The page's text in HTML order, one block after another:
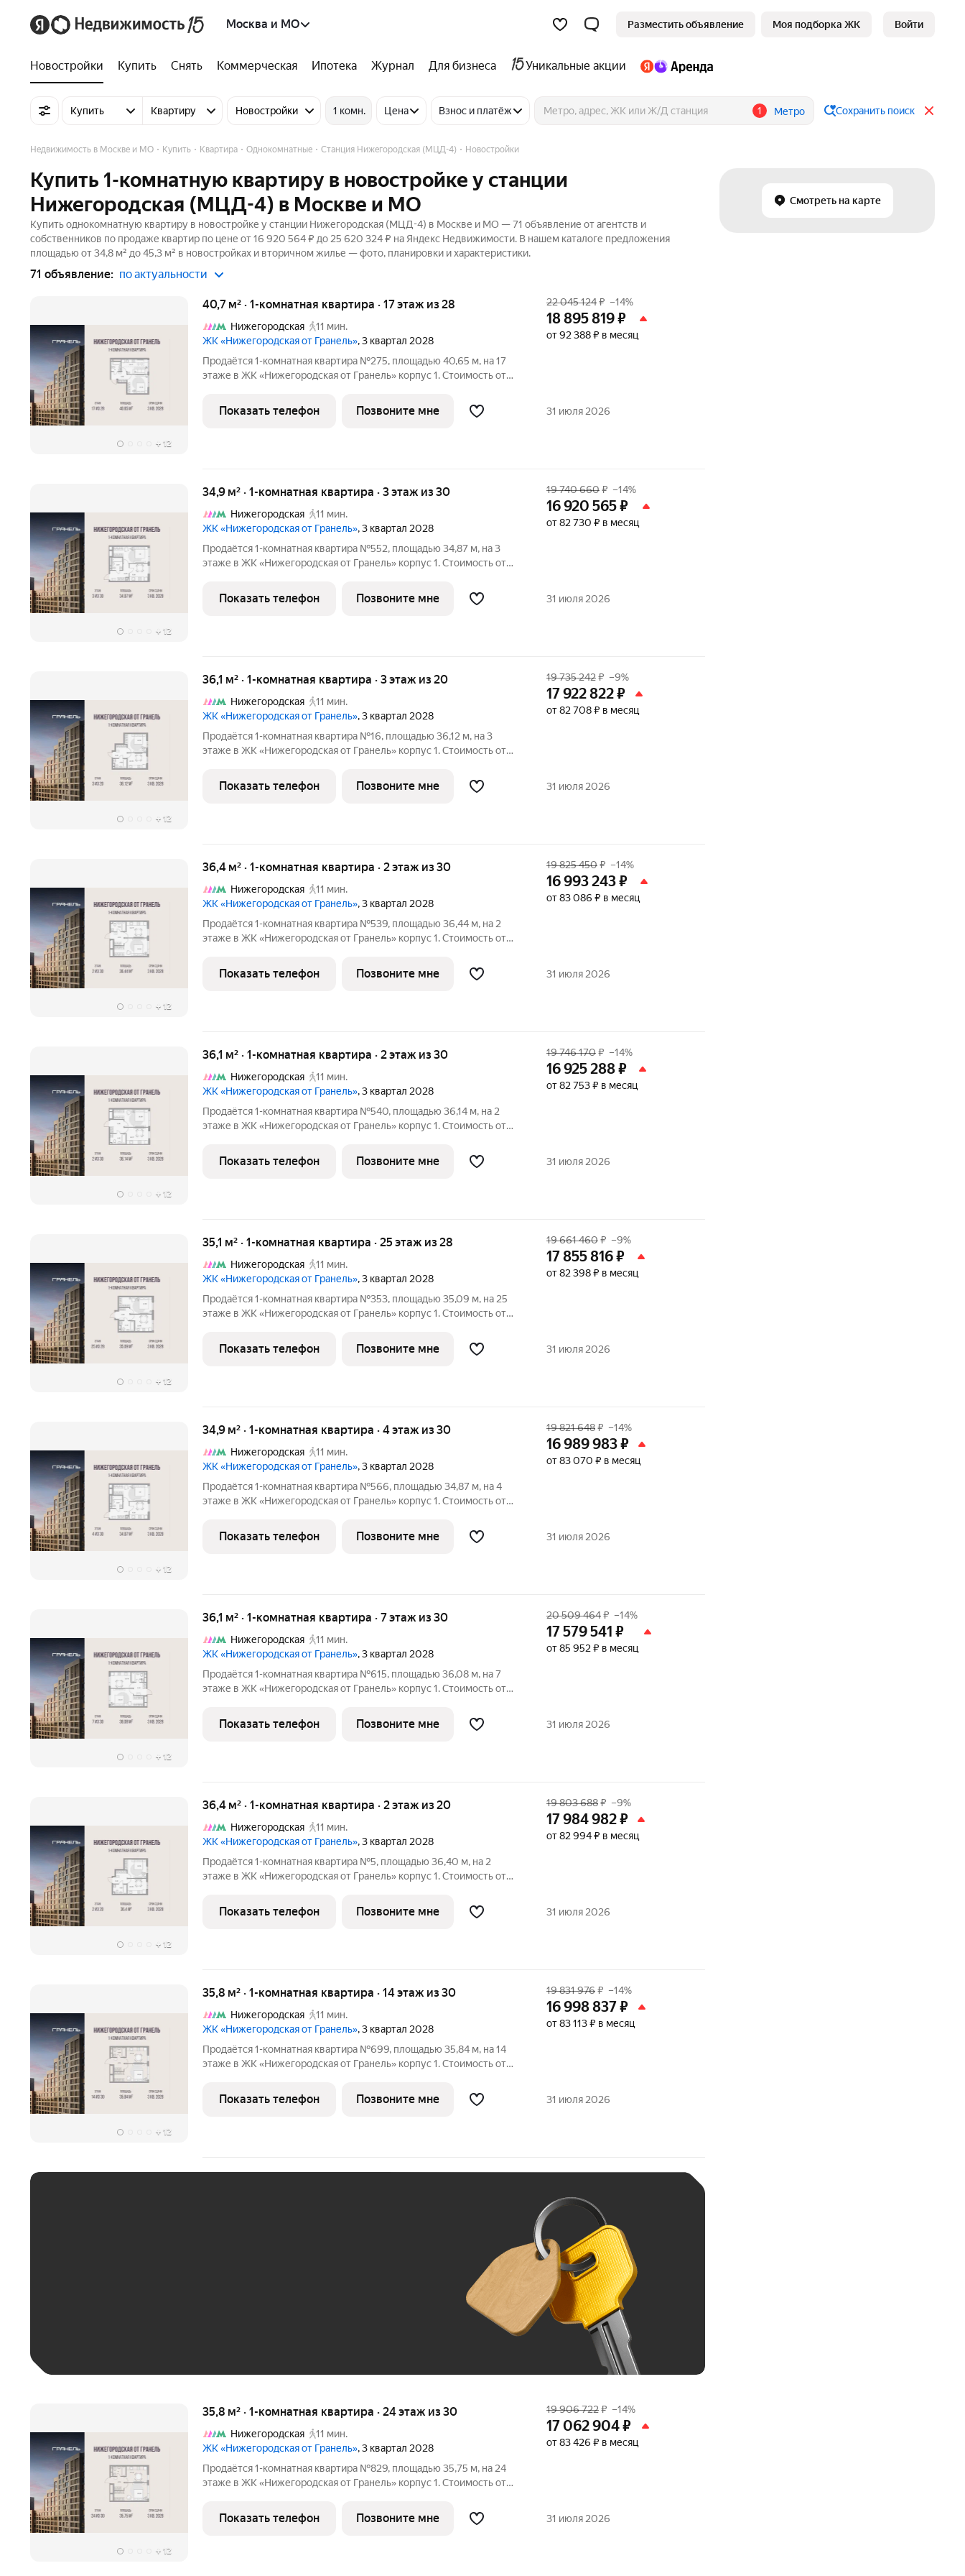
Москва и МО Разместить объявление Моя подборка ЖК Войти
Новостройки Купить Снять Коммерческая Ипотека Журнал Для бизнеса Уникальные акции
Купить Квартиру Новостройки 1 комн. Цена Взнос и платёж 1 Метро Сохранить поиск
Смотреть на карте
Недвижимость в Москве и МО Купить Квартира Однокомнатные Станция Нижегородская (МЦД-4) Новостройки
Купить 1-комнатную квартиру в новостройке у станции
Нижегородская (МЦД-4) в Москве и МО
Купить однокомнатную квартиру в новостройке у станции Нижегородская (МЦД-4) в Москве и МО — 71 объявление от агентств и
собственников по продаже квартир по цене от 16 920 564 ₽ до 25 620 324 ₽ на Яндекс Недвижимости. В нашем каталоге предложения
площадью от 34,8 м² до 45,3 м² в новостройках и вторичном жилье — фото, планировки и характеристики.
71 объявление: по актуальности
+ 12
40,7 м² · 1-комнатная квартира · 17 этаж из 28
Нижегородская
11 мин.
ЖК «Нижегородская от Гранель», 3 квартал 2028
Продаётся 1-комнатная квартира №275, площадью 40,65 м, на 17
этаже в ЖК «Нижегородская от Гранель» корпус 1. Стоимость от
окна на улицу. «Нижегородская от Гранель» жилой комплекс для
22 045 124₽ –14%
18 895 819₽
от 92 388 ₽ в месяц
Показать телефон Позвоните мне 31 июля 2026
+ 12
34,9 м² · 1-комнатная квартира · 3 этаж из 30
Нижегородская
11 мин.
ЖК «Нижегородская от Гранель», 3 квартал 2028
Продаётся 1-комнатная квартира №552, площадью 34,87 м, на 3
этаже в ЖК «Нижегородская от Гранель» корпус 1. Стоимость от
окна на улицу. «Нижегородская от Гранель» жилой комплекс для
тех,
19 740 660₽ –14%
16 920 565₽
от 82 730 ₽ в месяц
Показать телефон Позвоните мне 31 июля 2026
+ 12
36,1 м² · 1-комнатная квартира · 3 этаж из 20
Нижегородская
11 мин.
ЖК «Нижегородская от Гранель», 3 квартал 2028
Продаётся 1-комнатная квартира №16, площадью 36,12 м, на 3
этаже в ЖК «Нижегородская от Гранель» корпус 1. Стоимость от
окна на улицу. «Нижегородская от Гранель» жилой комплекс для
тех,
19 735 242₽ –9%
17 922 822₽
от 82 708 ₽ в месяц
Показать телефон Позвоните мне 31 июля 2026
+ 12
36,4 м² · 1-комнатная квартира · 2 этаж из 30
Нижегородская
11 мин.
ЖК «Нижегородская от Гранель», 3 квартал 2028
Продаётся 1-комнатная квартира №539, площадью 36,44 м, на 2
этаже в ЖК «Нижегородская от Гранель» корпус 1. Стоимость от
окна на улицу. «Нижегородская от Гранель» жилой комплекс для
тех,
19 825 450₽ –14%
16 993 243₽
от 83 086 ₽ в месяц
Показать телефон Позвоните мне 31 июля 2026
+ 12
36,1 м² · 1-комнатная квартира · 2 этаж из 30
Нижегородская
11 мин.
ЖК «Нижегородская от Гранель», 3 квартал 2028
Продаётся 1-комнатная квартира №540, площадью 36,14 м, на 2
этаже в ЖК «Нижегородская от Гранель» корпус 1. Стоимость от
окна на улицу. «Нижегородская от Гранель» жилой комплекс для
тех,
19 746 170₽ –14%
16 925 288₽
от 82 753 ₽ в месяц
Показать телефон Позвоните мне 31 июля 2026
+ 12
35,1 м² · 1-комнатная квартира · 25 этаж из 28
Нижегородская
11 мин.
ЖК «Нижегородская от Гранель», 3 квартал 2028
Продаётся 1-комнатная квартира №353, площадью 35,09 м, на 25
этаже в ЖК «Нижегородская от Гранель» корпус 1. Стоимость от
окна на улицу. «Нижегородская от Гранель» жилой комплекс для
19 661 460₽ –9%
17 855 816₽
от 82 398 ₽ в месяц
Показать телефон Позвоните мне 31 июля 2026
+ 12
34,9 м² · 1-комнатная квартира · 4 этаж из 30
Нижегородская
11 мин.
ЖК «Нижегородская от Гранель», 3 квартал 2028
Продаётся 1-комнатная квартира №566, площадью 34,87 м, на 4
этаже в ЖК «Нижегородская от Гранель» корпус 1. Стоимость от
окна на улицу. «Нижегородская от Гранель» жилой комплекс для
тех,
19 821 648₽ –14%
16 989 983₽
от 83 070 ₽ в месяц
Показать телефон Позвоните мне 31 июля 2026
+ 12
36,1 м² · 1-комнатная квартира · 7 этаж из 30
Нижегородская
11 мин.
ЖК «Нижегородская от Гранель», 3 квартал 2028
Продаётся 1-комнатная квартира №615, площадью 36,08 м, на 7
этаже в ЖК «Нижегородская от Гранель» корпус 1. Стоимость от
окна во двор. «Нижегородская от Гранель» жилой комплекс для
тех,
20 509 464₽ –14%
17 579 541 ₽
от 85 952 ₽ в месяц
Показать телефон Позвоните мне 31 июля 2026
+ 12
36,4 м² · 1-комнатная квартира · 2 этаж из 20
Нижегородская
11 мин.
ЖК «Нижегородская от Гранель», 3 квартал 2028
Продаётся 1-комнатная квартира №5, площадью 36,40 м, на 2
этаже в ЖК «Нижегородская от Гранель» корпус 1. Стоимость от
окна на улицу. «Нижегородская от Гранель» жилой комплекс для
тех,
19 803 688₽ –9%
17 984 982₽
от 82 994 ₽ в месяц
Показать телефон Позвоните мне 31 июля 2026
+ 12
35,8 м² · 1-комнатная квартира · 14 этаж из 30
Нижегородская
11 мин.
ЖК «Нижегородская от Гранель», 3 квартал 2028
Продаётся 1-комнатная квартира №699, площадью 35,84 м, на 14
этаже в ЖК «Нижегородская от Гранель» корпус 1. Стоимость от
окна на улицу. «Нижегородская от Гранель» жилой комплекс для
19 831 976₽ –14%
16 998 837₽
от 83 113 ₽ в месяц
Показать телефон Позвоните мне 31 июля 2026
+ 12
35,8 м² · 1-комнатная квартира · 24 этаж из 30
Нижегородская
11 мин.
ЖК «Нижегородская от Гранель», 3 квартал 2028
Продаётся 1-комнатная квартира №829, площадью 35,75 м, на 24
этаже в ЖК «Нижегородская от Гранель» корпус 1. Стоимость от
окна на улицу. «Нижегородская от Гранель» жилой комплекс для
19 906 722₽ –14%
17 062 904₽
от 83 426 ₽ в месяц
Показать телефон Позвоните мне 31 июля 2026